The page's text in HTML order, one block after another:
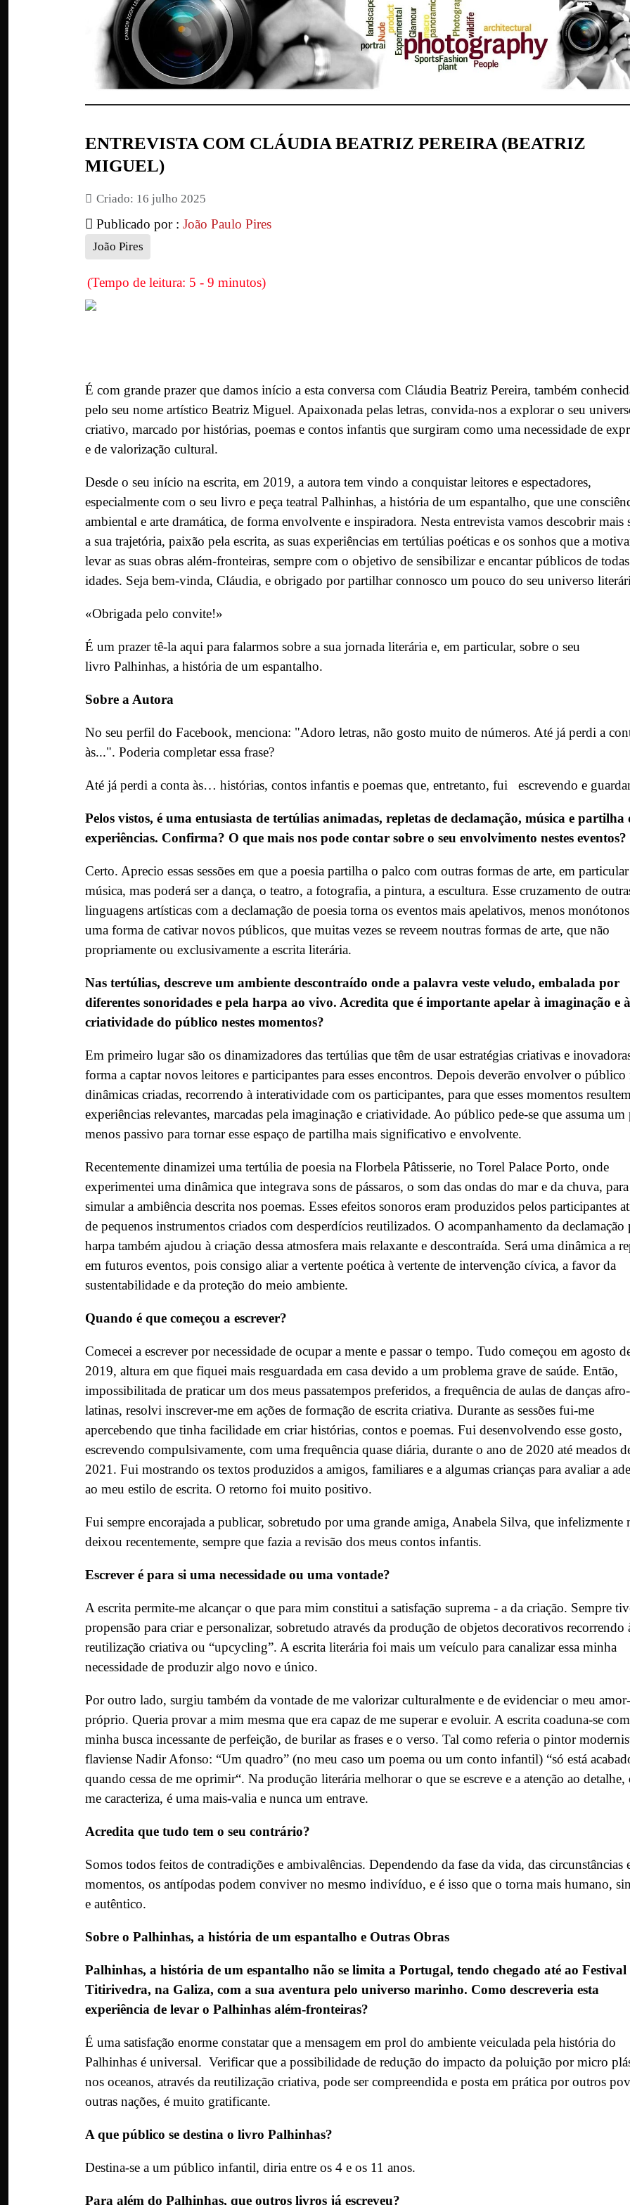
ENTREVISTA COM CLÁUDIA BEATRIZ PEREIRA (BEATRIZ
MIGUEL)
Criado: 16 julho 2025
Publicado por : João Paulo Pires
João Pires
(Tempo de leitura: 5 - 9 minutos)
É com grande prazer que damos início a esta conversa com Cláudia Beatriz Pereira, também
pelo seu nome artístico Beatriz Miguel. Apaixonada pelas letras, convida-nos a explorar o seu
criativo, marcado por histórias, poemas e contos infantis que surgiram como uma necessidade de
e de valorização cultural.
Desde o seu início na escrita, em 2019, a autora tem vindo a conquistar leitores e espectadores,
especialmente com o seu livro e peça teatral Palhinhas, a história de um espantalho, que une
ambiental e arte dramática, de forma envolvente e inspiradora. Nesta entrevista vamos descobrir mais
a sua trajetória, paixão pela escrita, as suas experiências em tertúlias poéticas e os sonhos que a
levar as suas obras além-fronteiras, sempre com o objetivo de sensibilizar e encantar públicos de
idades. Seja bem-vinda, Cláudia, e obrigado por partilhar connosco um pouco do seu universo
«Obrigada pelo convite!»
É um prazer tê-la aqui para falarmos sobre a sua jornada literária e, em particular, sobre o seu
livro Palhinhas, a história de um espantalho.
Sobre a Autora
No seu perfil do Facebook, menciona: "Adoro letras, não gosto muito de números. Até já perdi a
às...". Poderia completar essa frase?
Até já perdi a conta às… histórias, contos infantis e poemas que, entretanto, fui escrevendo e
Pelos vistos, é uma entusiasta de tertúlias animadas, repletas de declamação, música e partilha
experiências. Confirma? O que mais nos pode contar sobre o seu envolvimento nestes eventos?
Certo. Aprecio essas sessões em que a poesia partilha o palco com outras formas de arte, em
música, mas poderá ser a dança, o teatro, a fotografia, a pintura, a escultura. Esse cruzamento de
linguagens artísticas com a declamação de poesia torna os eventos mais apelativos, menos
uma forma de cativar novos públicos, que muitas vezes se reveem noutras formas de arte, que não
propriamente ou exclusivamente a escrita literária.
Nas tertúlias, descreve um ambiente descontraído onde a palavra veste veludo, embalada por
diferentes sonoridades e pela harpa ao vivo. Acredita que é importante apelar à imaginação e à
criatividade do público nestes momentos?
Em primeiro lugar são os dinamizadores das tertúlias que têm de usar estratégias criativas e
forma a captar novos leitores e participantes para esses encontros. Depois deverão envolver o público
dinâmicas criadas, recorrendo à interatividade com os participantes, para que esses momentos
experiências relevantes, marcadas pela imaginação e criatividade. Ao público pede-se que assuma um
menos passivo para tornar esse espaço de partilha mais significativo e envolvente.
Recentemente dinamizei uma tertúlia de poesia na Florbela Pâtisserie, no Torel Palace Porto, onde
experimentei uma dinâmica que integrava sons de pássaros, o som das ondas do mar e da chuva, para
simular a ambiência descrita nos poemas. Esses efeitos sonoros eram produzidos pelos participantes
de pequenos instrumentos criados com desperdícios reutilizados. O acompanhamento da declamação
harpa também ajudou à criação dessa atmosfera mais relaxante e descontraída. Será uma dinâmica a
em futuros eventos, pois consigo aliar a vertente poética à vertente de intervenção cívica, a favor da
sustentabilidade e da proteção do meio ambiente.
Quando é que começou a escrever?
Comecei a escrever por necessidade de ocupar a mente e passar o tempo. Tudo começou em agosto
2019, altura em que fiquei mais resguardada em casa devido a um problema grave de saúde. Então,
impossibilitada de praticar um dos meus passatempos preferidos, a frequência de aulas de danças afro-
latinas, resolvi inscrever-me em ações de formação de escrita criativa. Durante as sessões fui-me
apercebendo que tinha facilidade em criar histórias, contos e poemas. Fui desenvolvendo esse gosto,
escrevendo compulsivamente, com uma frequência quase diária, durante o ano de 2020 até meados
2021. Fui mostrando os textos produzidos a amigos, familiares e a algumas crianças para avaliar a
ao meu estilo de escrita. O retorno foi muito positivo.
Fui sempre encorajada a publicar, sobretudo por uma grande amiga, Anabela Silva, que infelizmente
deixou recentemente, sempre que fazia a revisão dos meus contos infantis.
Escrever é para si uma necessidade ou uma vontade?
A escrita permite-me alcançar o que para mim constitui a satisfação suprema - a da criação. Sempre
propensão para criar e personalizar, sobretudo através da produção de objetos decorativos recorrendo
reutilização criativa ou “upcycling”. A escrita literária foi mais um veículo para canalizar essa minha
necessidade de produzir algo novo e único.
Por outro lado, surgiu também da vontade de me valorizar culturalmente e de evidenciar o meu amor-
próprio. Queria provar a mim mesma que era capaz de me superar e evoluir. A escrita coaduna-se
minha busca incessante de perfeição, de burilar as frases e o verso. Tal como referia o pintor
flaviense Nadir Afonso: “Um quadro” (no meu caso um poema ou um conto infantil) “só está
quando cessa de me oprimir“. Na produção literária melhorar o que se escreve e a atenção ao detalhe,
me caracteriza, é uma mais-valia e nunca um entrave.
Acredita que tudo tem o seu contrário?
Somos todos feitos de contradições e ambivalências. Dependendo da fase da vida, das circunstâncias
momentos, os antípodas podem conviver no mesmo indivíduo, e é isso que o torna mais humano,
e autêntico.
Sobre o Palhinhas, a história de um espantalho e Outras Obras
Palhinhas, a história de um espantalho não se limita a Portugal, tendo chegado até ao Festival
Titirivedra, na Galiza, com a sua aventura pelo universo marinho. Como descreveria esta
experiência de levar o Palhinhas além-fronteiras?
É uma satisfação enorme constatar que a mensagem em prol do ambiente veiculada pela história do
Palhinhas é universal. Verificar que a possibilidade de redução do impacto da poluição por micro
nos oceanos, através da reutilização criativa, pode ser compreendida e posta em prática por outros
outras nações, é muito gratificante.
A que público se destina o livro Palhinhas?
Destina-se a um público infantil, diria entre os 4 e os 11 anos.
Para além do Palhinhas, que outros livros já escreveu?